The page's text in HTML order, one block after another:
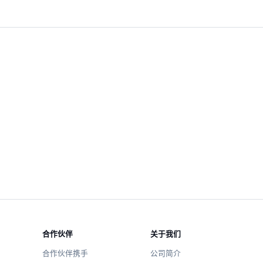
合作伙伴
合作伙伴携手
关于我们
公司简介